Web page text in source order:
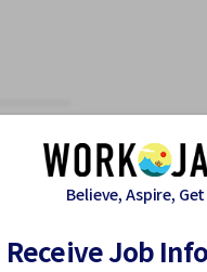
Believe, Aspire,
Receive Job